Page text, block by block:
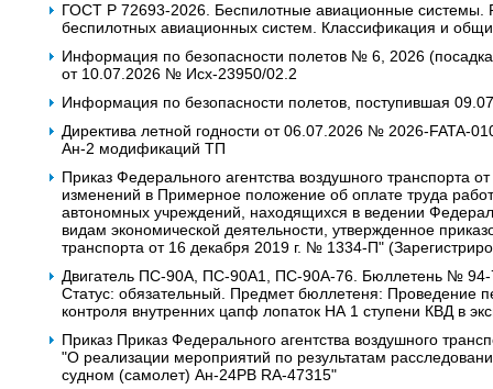
ГОСТ Р 72693-2026. Беспилотные авиационные
беспилотных авиационных систем. Классификация и
Информация по безопасности полетов № 6, 2026
от 10.07.2026 № Исх-23950/02.2
Информация по безопасности полетов, поступившая
Директива летной годности от 06.07.2026 № 2026-FATA-
Ан-2 модификаций ТП
Приказ Федерального агентства воздушного
изменений в Примерное положение об оплате труда
автономных учреждений, находящихся в ведении
видам экономической деятельности, утвержденное
транспорта от 16 декабря 2019 г. № 1334-П"
Двигатель ПС-90А, ПС-90А1, ПС-90А-76. Бюллетень № 94-
Статус: обязательный. Предмет бюллетеня: Проведение
контроля внутренних цапф лопаток НА 1 ступени КВД в
Приказ Приказ Федерального агентства воздушного
"О реализации мероприятий по результатам
судном (самолет) Ан-24РВ RA-47315"